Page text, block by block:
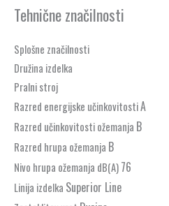
Tehnične značilnosti
Splošne značilnosti
Družina izdelka
Pralni stroj
Razred energijske učinkovitostiA
Razred učinkovitosti ožemanja B
Razred hrupa ožemanja B
Nivo hrupa ožemanja dB(A)76
Linija izdelka Superior Line